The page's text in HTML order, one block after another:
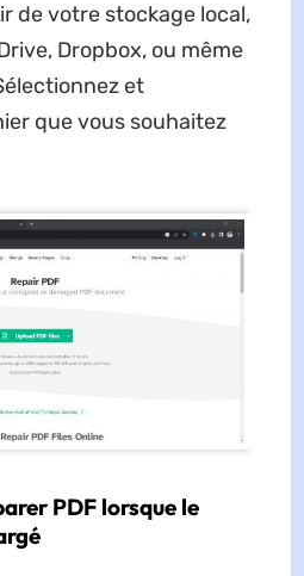
de votre stockage local,
Dropbox, ou même
et
que vous souhaitez
PDF lorsque le